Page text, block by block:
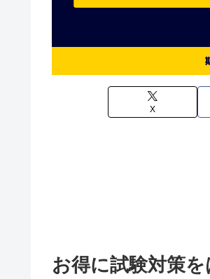
X
お得に試験対策